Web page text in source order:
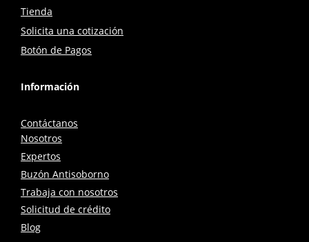
Tienda
Solicita una cotización
Botón de Pagos
Información
Contáctanos
Nosotros
Expertos
Buzón Antisoborno
Trabaja con nosotros
Solicitud de crédito
Blog